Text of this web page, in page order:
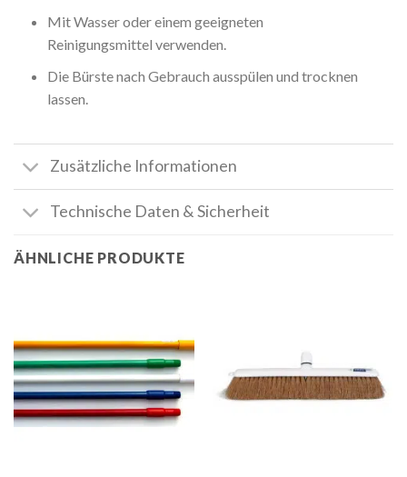
Mit Wasser oder einem geeigneten
Reinigungsmittel verwenden.
Die Bürste nach Gebrauch ausspülen und trocknen
lassen.
Zusätzliche Informationen
Technische Daten & Sicherheit
ÄHNLICHE PRODUKTE